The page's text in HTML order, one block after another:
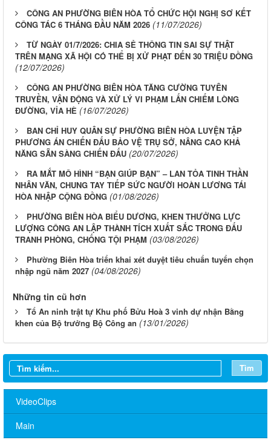
CÔNG AN PHƯỜNG BIÊN HÒA TỔ CHỨC HỘI NGHỊ SƠ KẾT
CÔNG TÁC 6 THÁNG ĐẦU NĂM 2026 (11/07/2026)
TỪ NGÀY 01/7/2026: CHIA SẺ THÔNG TIN SAI SỰ THẬT
TRÊN MẠNG XÃ HỘI CÓ THỂ BỊ XỬ PHẠT ĐẾN 30 TRIỆU ĐỒNG
(12/07/2026)
CÔNG AN PHƯỜNG BIÊN HÒA TĂNG CƯỜNG TUYÊN
TRUYỀN, VẬN ĐỘNG VÀ XỬ LÝ VI PHẠM LẤN CHIẾM LÒNG
ĐƯỜNG, VỈA HÈ (16/07/2026)
BAN CHỈ HUY QUÂN SỰ PHƯỜNG BIÊN HÒA LUYỆN TẬP
PHƯƠNG ÁN CHIẾN ĐẤU BẢO VỆ TRỤ SỞ, NÂNG CAO KHẢ
NĂNG SẴN SÀNG CHIẾN ĐẤU (20/07/2026)
RA MẮT MÔ HÌNH “BẠN GIÚP BẠN” – LAN TỎA TINH THẦN
NHÂN VĂN, CHUNG TAY TIẾP SỨC NGƯỜI HOÀN LƯƠNG TÁI
HÒA NHẬP CỘNG ĐỒNG (01/08/2026)
PHƯỜNG BIÊN HÒA BIỂU DƯƠNG, KHEN THƯỞNG LỰC
LƯỢNG CÔNG AN LẬP THÀNH TÍCH XUẤT SẮC TRONG ĐẤU
TRANH PHÒNG, CHỐNG TỘI PHẠM (03/08/2026)
Phường Biên Hòa triển khai xét duyệt tiêu chuẩn tuyển chọn
nhập ngũ năm 2027 (04/08/2026)
Những tin cũ hơn
Tổ An ninh trật tự Khu phố Bửu Hoà 3 vinh dự nhận Bằng
khen của Bộ trưởng Bộ Công an (13/01/2026)
Tìm
VideoClips
Main
Thông báo mời người cao tuổi tham gia Chương trình khám sức
khỏe miễn phí năm 2026
Về việc đăng tải Báo cáo tiếp thu, giải trình ý kiến góp ý đối với
nhiệm vụ đồ án quy hoạch phân khu đô thị tỷ lệ 1/2.000 phường
Biên Hòa, thành phố Đồng Nai